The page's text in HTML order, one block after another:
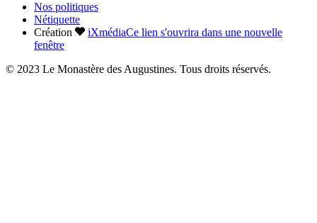
Nos politiques
Nétiquette
Création
iXmédiaCe lien s'ouvrira dans une nouvelle
fenêtre
© 2023 Le Monastère des Augustines. Tous droits réservés.